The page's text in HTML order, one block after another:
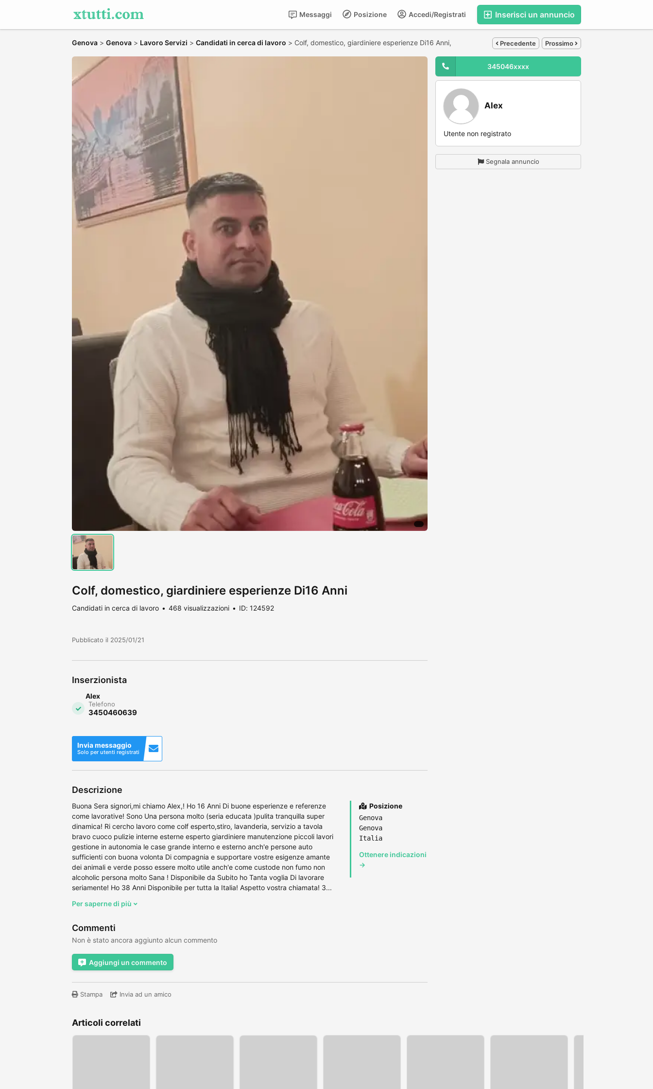
Inserisci un annuncio
Accedi/Registrati
Posizione
Messaggi
Genova > Genova > Lavoro Servizi > Candidati in cerca di lavoro > Colf, domestico, giardiniere esperienze Di16 Anni, Precedente Prossimo
Colf, domestico, giardiniere esperienze Di16 Anni
Candidati in cerca di lavoro 468 visualizzazioni ID: 124592
Pubblicato il 2025/01/21
Inserzionista
Alex
Telefono
3450460639
Invia messaggio
Solo per utenti registrati
Descrizione
Buona Sera signori,mi chiamo Alex,! Ho 16 Anni Di buone esperienze e referenze
come lavorative! Sono Una persona molto (seria educata )pulita tranquilla super
dinamica! Ri cercho lavoro come colf esperto,stiro, lavanderia, servizio a tavola
bravo cuoco pulizie interne esterne esperto giardiniere manutenzione piccoli lavori
gestione in autonomia le case grande interno e esterno anch'e persone auto
sufficienti con buona volonta Di compagnia e supportare vostre esigenze amante
dei animali e verde posso essere molto utile anch'e come custode non fumo non
alcoholic persona molto Sana ! Disponibile da Subito ho Tanta voglia Di lavorare
seriamente! Ho 38 Anni Disponibile per tutta la Italia! Aspetto vostra chiamata! 3...
Per saperne di più
Posizione
Genova
Genova
Italia
Ottenere indicazioni
→
Commenti
Non è stato ancora aggiunto alcun commento
Aggiungi un commento
Stampa Invia ad un amico
345046xxxx
Alex
Utente non registrato
Segnala annuncio
Articoli correlati